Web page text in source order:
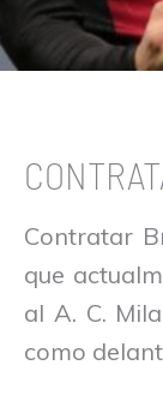
Contratar
que
al A. C.
como